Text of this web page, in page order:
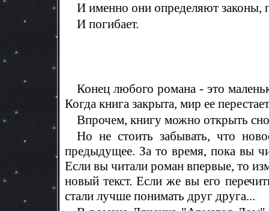
И именно они определяют законы,
И погибает.
Конец любого романа - это
Когда книга закрыта, мир ее
Впрочем, книгу можно открыть
Но не стоить забывать, что
предыдущее. За то время, пока вы
Если вы читали роман впервые, то
новый текст. Если же вы его
стали лучше понимать друг друга...